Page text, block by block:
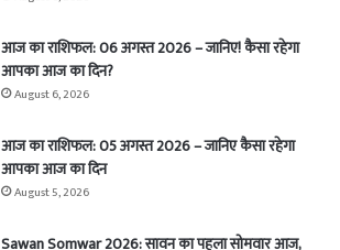
आज का राशिफल: 06 अगस्त 2026 – जानिए! कैसा रहेगा
आपका आज का दिन?
August 6, 2026
आज का राशिफल: 05 अगस्त 2026 – जानिए कैसा रहेगा
आपका आज का दिन
August 5, 2026
Sawan Somwar 2026: सावन का पहला सोमवार आज,